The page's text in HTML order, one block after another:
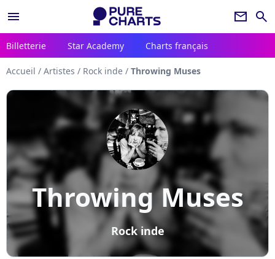
menu newsletter search
Billetterie Star Academy Charts français
Accueil / Artistes / Rock inde / Throwing Muses
Throwing Muses
Rock inde